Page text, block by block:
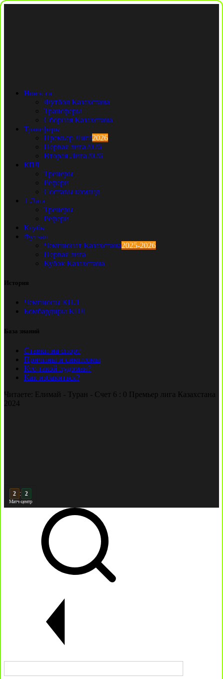
Новости
Футбол Казахстана
Трансферы
Сборная Казахстана
Трансферы
Премьер Лига2026
Первая лига2026
Вторая Лига2026
КПЛ
Тренеры
Рефери
Составы команд
1 Лига
Тренеры
Рефери
Клубы
Футзал
Чемпионат Казахстана2025-2026
Первая лига
Кубок Казахстана
История
Чемпионы КПЛ
Бомбардиры КПЛ
База знаний
Ставки на спорт
Причины и симптомы
Кто такой лудоман?
Как избавиться?
Читаете: Елимай - Туран - Счет 6 : 0 Премьер лига Казахстана
2024
3 :
Матч-центр